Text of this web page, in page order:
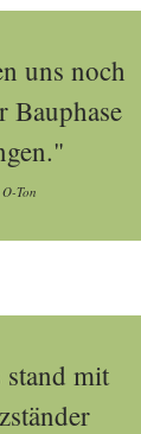
uns noch
Bauphase
Ton
stand mit